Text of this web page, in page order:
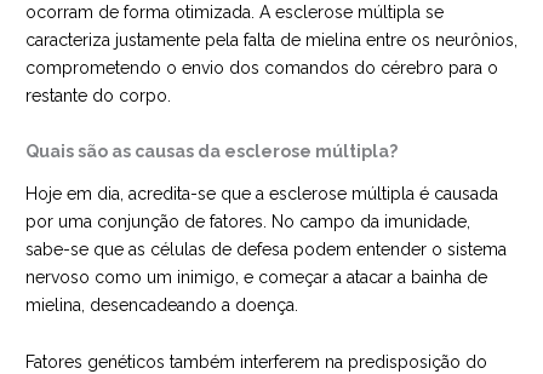
ocorram de forma otimizada. A esclerose múltipla se
caracteriza justamente pela falta de mielina entre os neurônios
comprometendo o envio dos comandos do cérebro para o
restante do corpo.
Quais são as causas da esclerose múltipla?
Hoje em dia, acredita-se que a esclerose múltipla é causada
por uma conjunção de fatores. No campo da imunidade,
sabe-se que as células de defesa podem entender o sistema
nervoso como um inimigo, e começar a atacar a bainha de
mielina, desencadeando a doença.
Fatores genéticos também interferem na predisposição do